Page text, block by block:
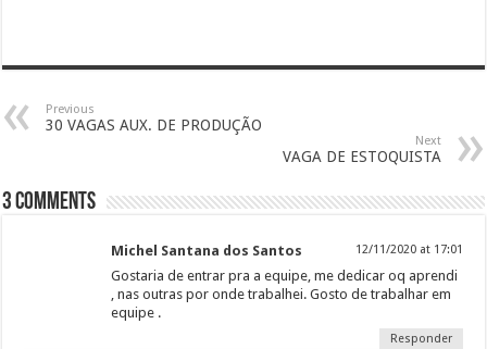
Previous
30 VAGAS AUX. DE PRODUÇÃO
Next
VAGA DE ESTOQUISTA
3 comments
Michel Santana dos Santos 12/11/2020 at 17:01
Gostaria de entrar pra a equipe, me dedicar oq aprendi
, nas outras por onde trabalhei. Gosto de trabalhar em
equipe .
Responder